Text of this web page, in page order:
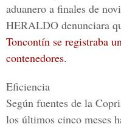
aduanero a finales de
HERALDO denunciara
Toncontín se registraba
contenedores.
Eficiencia
Según fuentes de la
los últimos cinco meses